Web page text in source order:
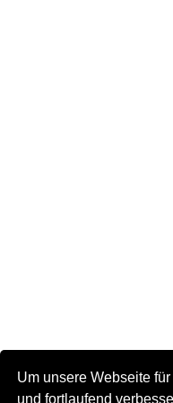
Um unsere Webseite
und fortlaufend